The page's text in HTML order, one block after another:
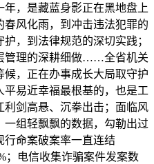
，是藏蓝身影正在黑地盘上
风化雨，到冲击违法犯罪的
，到法律规范的深切实践；
管理的深耕细做……全省机关
，正在办事成长大局取守护
易近幸福最根基的，也是工
剑高悬、沉拳出击；面临风
一组轻飘飘的数据，勾勒出过
行命案破案率一直连结
；电信收集诈骗案件发案数